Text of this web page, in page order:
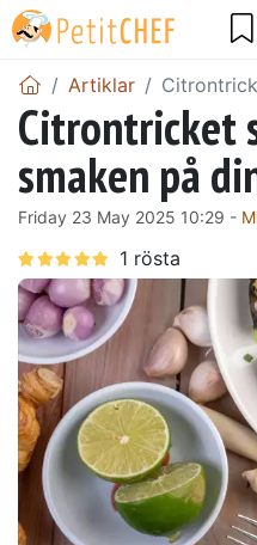
Artiklar
Citrontricket
smaken på
Friday 23 May 2025 10:29 -